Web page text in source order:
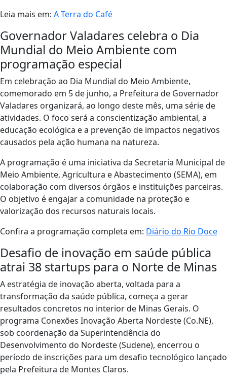
Leia mais em: A Terra do Café
Governador Valadares celebra o Dia
Mundial do Meio Ambiente com
programação especial
Em celebração ao Dia Mundial do Meio Ambiente,
comemorado em 5 de junho, a Prefeitura de Governador
Valadares organizará, ao longo deste mês, uma série de
atividades. O foco será a conscientização ambiental, a
educação ecológica e a prevenção de impactos negativos
causados pela ação humana na natureza.
A programação é uma iniciativa da Secretaria Municipal de
Meio Ambiente, Agricultura e Abastecimento (SEMA), em
colaboração com diversos órgãos e instituições parceiras.
O objetivo é engajar a comunidade na proteção e
valorização dos recursos naturais locais.
Confira a programação completa em: Diário do Rio Doce
Desafio de inovação em saúde pública
atrai 38 startups para o Norte de Minas
A estratégia de inovação aberta, voltada para a
transformação da saúde pública, começa a gerar
resultados concretos no interior de Minas Gerais. O
programa Conexões Inovação Aberta Nordeste (Co.NE),
sob coordenação da Superintendência do
Desenvolvimento do Nordeste (Sudene), encerrou o
período de inscrições para um desafio tecnológico lançado
pela Prefeitura de Montes Claros.